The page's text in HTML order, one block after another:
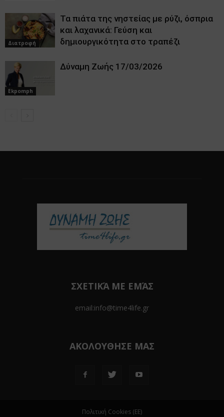
Διατροφή
Τα πιάτα της νηστείας με ρύζι, όσπρια
και λαχανικά: Γεύση και
δημιουργικότητα στο τραπέζι
Ekpomph
Δύναμη Ζωής 17/03/2026
ΣΧΕΤΙΚΆ ΜΕ ΕΜΆΣ
email:info@time4life.gr
ΑΚΟΛΟΥΘΗΣΕ ΜΑΣ
Πολιτική Cookies (ΕΕ)